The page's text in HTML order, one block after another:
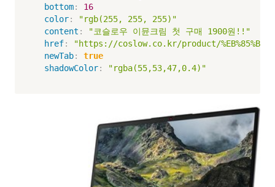
bottom:
16
color:
"rgb(255, 255, 255)"
content :
"코슬로우 이뮨크림 첫 구매 1900원!!"
href:
"https://coslow.co.kr/product/
newTab:
true
shadowColor: "rgba(55,53,47,0.4)"